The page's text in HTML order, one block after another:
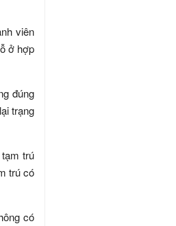
viên
ở hợp
đúng
trạng
trú
trú có
có